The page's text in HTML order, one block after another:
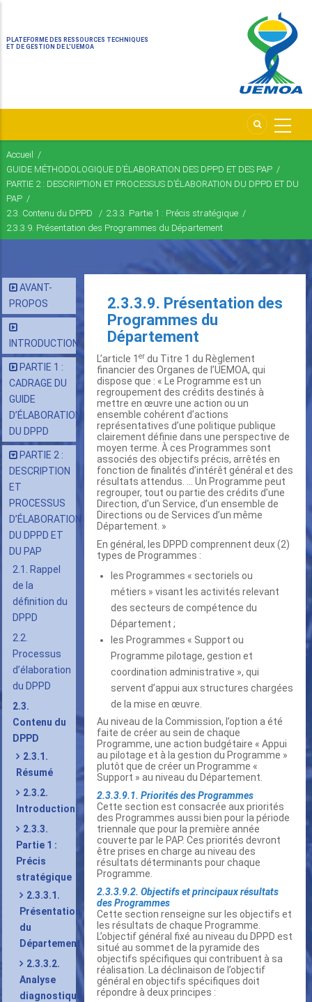
PLATEFORME DES RESSOURCES TECHNIQUES
ET DE GESTION DE L’UEMOA
Fil
d'Ariane
Accueil
/
GUIDE MÉTHODOLOGIQUE D’ÉLABORATION DES DPPD ET DES PAP /
PARTIE 2 : DESCRIPTION ET PROCESSUS D’ÉLABORATION DU DPPD ET DU
PAP /
2.3. Contenu du DPPD
/ 2.3.3. Partie 1 : Précis stratégique /
2.3.3.9. Présentation des Programmes du Département
AVANT-
PROPOS
INTRODUCTION
PARTIE 1 :
CADRAGE DU
GUIDE
D’ÉLABORATION
DU DPPD
PARTIE 2 :
DESCRIPTION
ET
PROCESSUS
D’ÉLABORATION
DU DPPD ET
DU PAP
2.1. Rappel
de la
définition du
DPPD
2.2.
Processus
d’élaboration
du DPPD
2.3.
Contenu du
DPPD
2.3.1.
Résumé
2.3.2.
Introduction
2.3.3.
Partie 1 :
Précis
stratégique
2.3.3.1.
Présentation
du
Département
2.3.3.2.
Analyse
diagnostique
2.3.3.9. Présentation des
Programmes du
Département
L’article 1 er du Titre 1 du Règlement
financier des Organes de l’UEMOA, qui
dispose que : « Le Programme est un
regroupement des crédits destinés à
mettre en œuvre une action ou un
ensemble cohérent d’actions
représentatives d’une politique publique
clairement définie dans une perspective de
moyen terme. À ces Programmes sont
associés des objectifs précis, arrêtés en
fonction de finalités d’intérêt général et des
résultats attendus. … Un Programme peut
regrouper, tout ou partie des crédits d’une
Direction, d’un Service, d’un ensemble de
Directions ou de Services d’un même
Département. »
En général, les DPPD comprennent deux (2)
types de Programmes :
les Programmes « sectoriels ou
métiers » visant les activités relevant
des secteurs de compétence du
Département ;
les Programmes « Support ou
Programme pilotage, gestion et
coordination administrative », qui
servent d’appui aux structures chargées
de la mise en œuvre.
Au niveau de la Commission, l’option a été
faite de créer au sein de chaque
Programme, une action budgétaire « Appui
au pilotage et à la gestion du Programme »
plutôt que de créer un Programme «
Support » au niveau du Département.
2.3.3.9.1. Priorités des Programmes
Cette section est consacrée aux priorités
des Programmes aussi bien pour la période
triennale que pour la première année
couverte par le PAP. Ces priorités devront
être prises en charge au niveau des
résultats déterminants pour chaque
Programme.
2.3.3.9.2. Objectifs et principaux résultats
des Programmes
Cette section renseigne sur les objectifs et
les résultats de chaque Programme.
L’objectif général fixé au niveau du DPPD est
situé au sommet de la pyramide des
objectifs spécifiques qui contribuent à sa
réalisation. La déclinaison de l’objectif
général en objectifs spécifiques doit
répondre à deux principes :